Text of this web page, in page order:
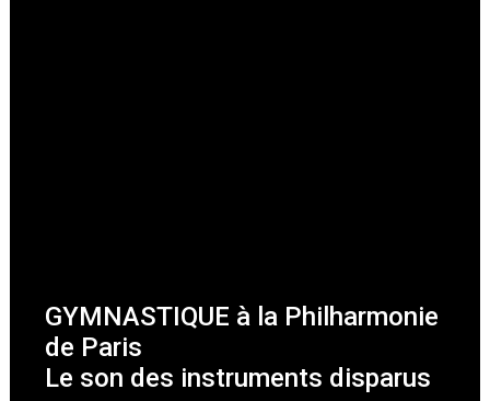
GYMNASTIQUE à la Philharmonie
de Paris
Le son des instruments disparus